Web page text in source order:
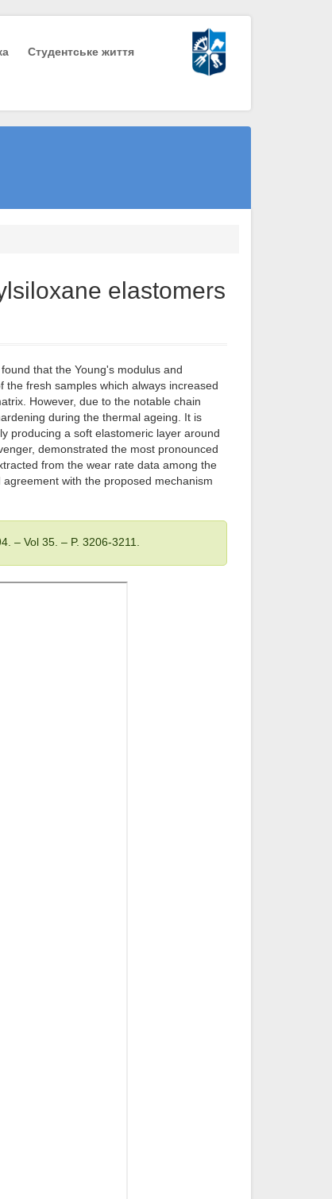
Студентське життя
elastomers
that the Young's modulus and
fresh samples which always increased
However, due to the notable chain
during the thermal ageing. It is
producing a soft elastomeric layer around
demonstrated the most pronounced
from the wear rate data among the
with the proposed mechanism
. – Vol 35 . – P. 3206-3211.